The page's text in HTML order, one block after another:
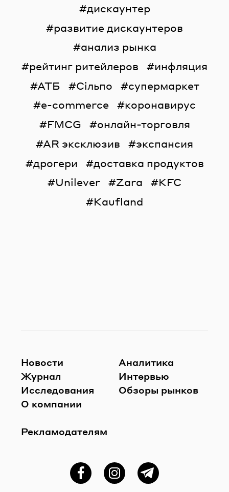
дискаунтер
развитие дискаунтеров
анализ рынка
рейтинг ритейлеров
инфляция
АТБ
Сільпо
супермаркет
e-commerce
коронавирус
FMCG
онлайн-торговля
AR эксклюзив
экспансия
дрогери
доставка продуктов
Unilever
Zara
KFC
Kaufland
Новости
Журнал
Исследования
О компании
Рекламодателям
Аналитика
Интервью
Обзоры рынков
ФейсбукInstagramTelegram